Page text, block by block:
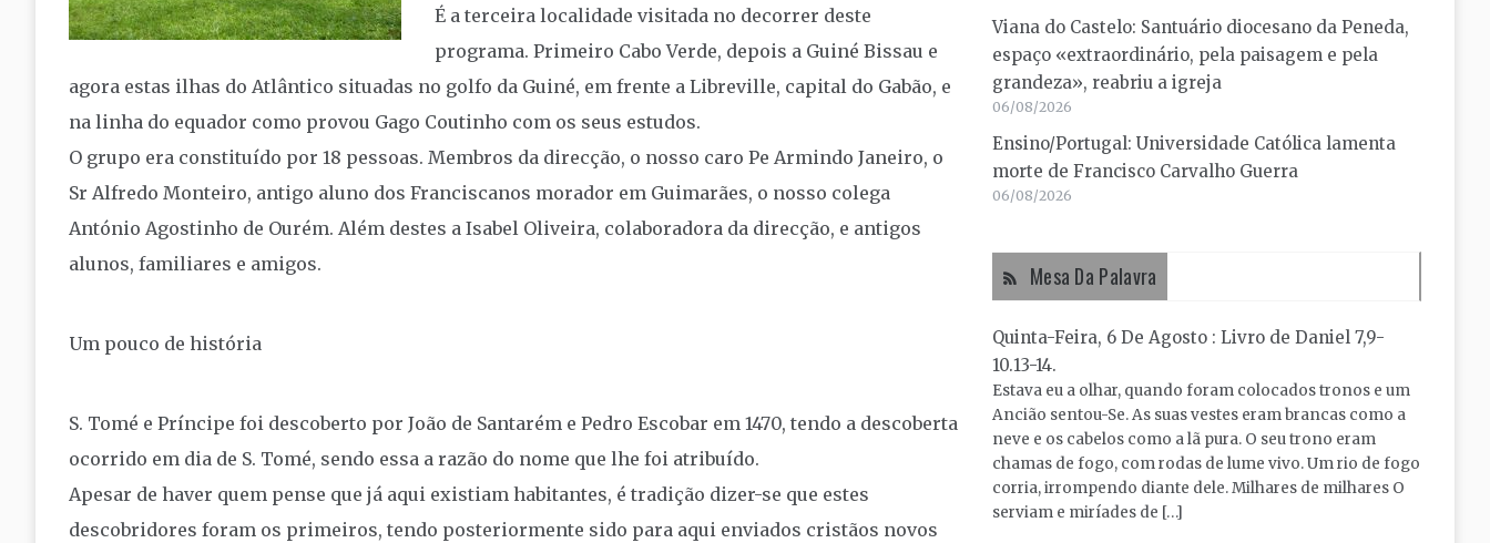
É a terceira localidade visitada no decorrer deste
programa. Primeiro Cabo Verde, depois a Guiné Bissau e
agora estas ilhas do Atlântico situadas no golfo da Guiné, em frente a Libreville, capital do Gabão, e
na linha do equador como provou Gago Coutinho com os seus estudos.
O grupo era constituído por 18 pessoas. Membros da direcção, o nosso caro Pe Armindo Janeiro, o
Sr Alfredo Monteiro, antigo aluno dos Franciscanos morador em Guimarães, o nosso colega
António Agostinho de Ourém. Além destes a Isabel Oliveira, colaboradora da direcção, e antigos
alunos, familiares e amigos.
Um pouco de história
S. Tomé e Príncipe foi descoberto por João de Santarém e Pedro Escobar em 1470, tendo a descoberta
ocorrido em dia de S. Tomé, sendo essa a razão do nome que lhe foi atribuído.
Apesar de haver quem pense que já aqui existiam habitantes, é tradição dizer-se que estes
descobridores foram os primeiros, tendo posteriormente sido para aqui enviados cristãos novos
Viana do Castelo: Santuário diocesano da Peneda,
espaço «extraordinário, pela paisagem e pela
grandeza», reabriu a igreja
06/08/2026
Ensino/Portugal: Universidade Católica lamenta
morte de Francisco Carvalho Guerra
06/08/2026
Mesa Da Palavra
Quinta-Feira, 6 De Agosto : Livro de Daniel 7,9-
10.13-14.
Estava eu a olhar, quando foram colocados tronos e um
Ancião sentou-Se. As suas vestes eram brancas como a
neve e os cabelos como a lã pura. O seu trono eram
chamas de fogo, com rodas de lume vivo. Um rio de fogo
corria, irrompendo diante dele. Milhares de milhares O
serviam e miríades de […]